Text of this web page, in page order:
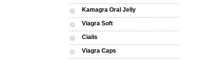
Kamagra Oral Jelly
Viagra Soft
Cialis
Viagra Caps